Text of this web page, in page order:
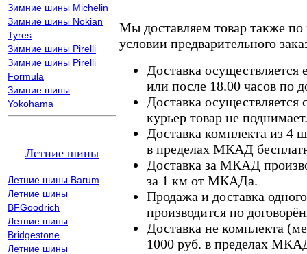
Зимние шины Michelin
Зимние шины Nokian
Tyres
Зимние шины Pirelli
Зимние шины Pirelli
Formula
Зимние шины
Yokohama
Летние шины
Летние шины Barum
Летние шины
BFGoodrich
Летние шины
Bridgestone
Летние шины
Мы доставляем товар также
условии предварительного
Доставка осуществляется
или после 18.00 часов по
Доставка осуществляется
курьер товар не поднимает.
Доставка комплекта из 4
в пределах МКАД
Доставка за МКАД
за 1 км от МКАДа.
Продажа и доставка
производится по
Доставка не комплекта
1000 руб. в пределах